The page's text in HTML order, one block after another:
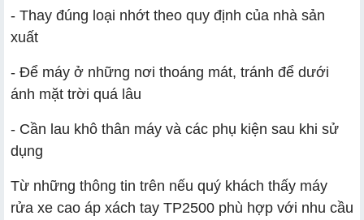
- Thay đúng loại nhớt theo quy định của nhà sản
xuất
- Để máy ở những nơi thoáng mát, tránh để dưới
ánh mặt trời quá lâu
- Cần lau khô thân máy và các phụ kiện sau khi sử
dụng
Từ những thông tin trên nếu quý khách thấy máy
rửa xe cao áp xách tay TP2500 phù hợp với nhu cầu